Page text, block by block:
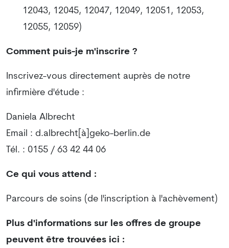
12043, 12045, 12047, 12049, 12051, 12053,
12055, 12059)
Comment puis-je m'inscrire ?
Inscrivez-vous directement auprès de notre
infirmière d'étude :
Daniela Albrecht
Email : d.albrecht[à]geko-berlin.de
Tél. : 0155 / 63 42 44 06
Ce qui vous attend :
Parcours de soins (de l'inscription à l'achèvement)
Plus d'informations sur les offres de groupe
peuvent être trouvées ici :